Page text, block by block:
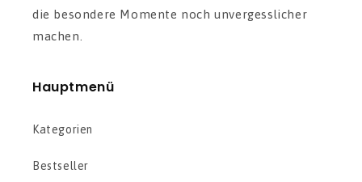
die besondere Momente noch unvergesslicher
machen.
Hauptmenü
Kategorien
Bestseller